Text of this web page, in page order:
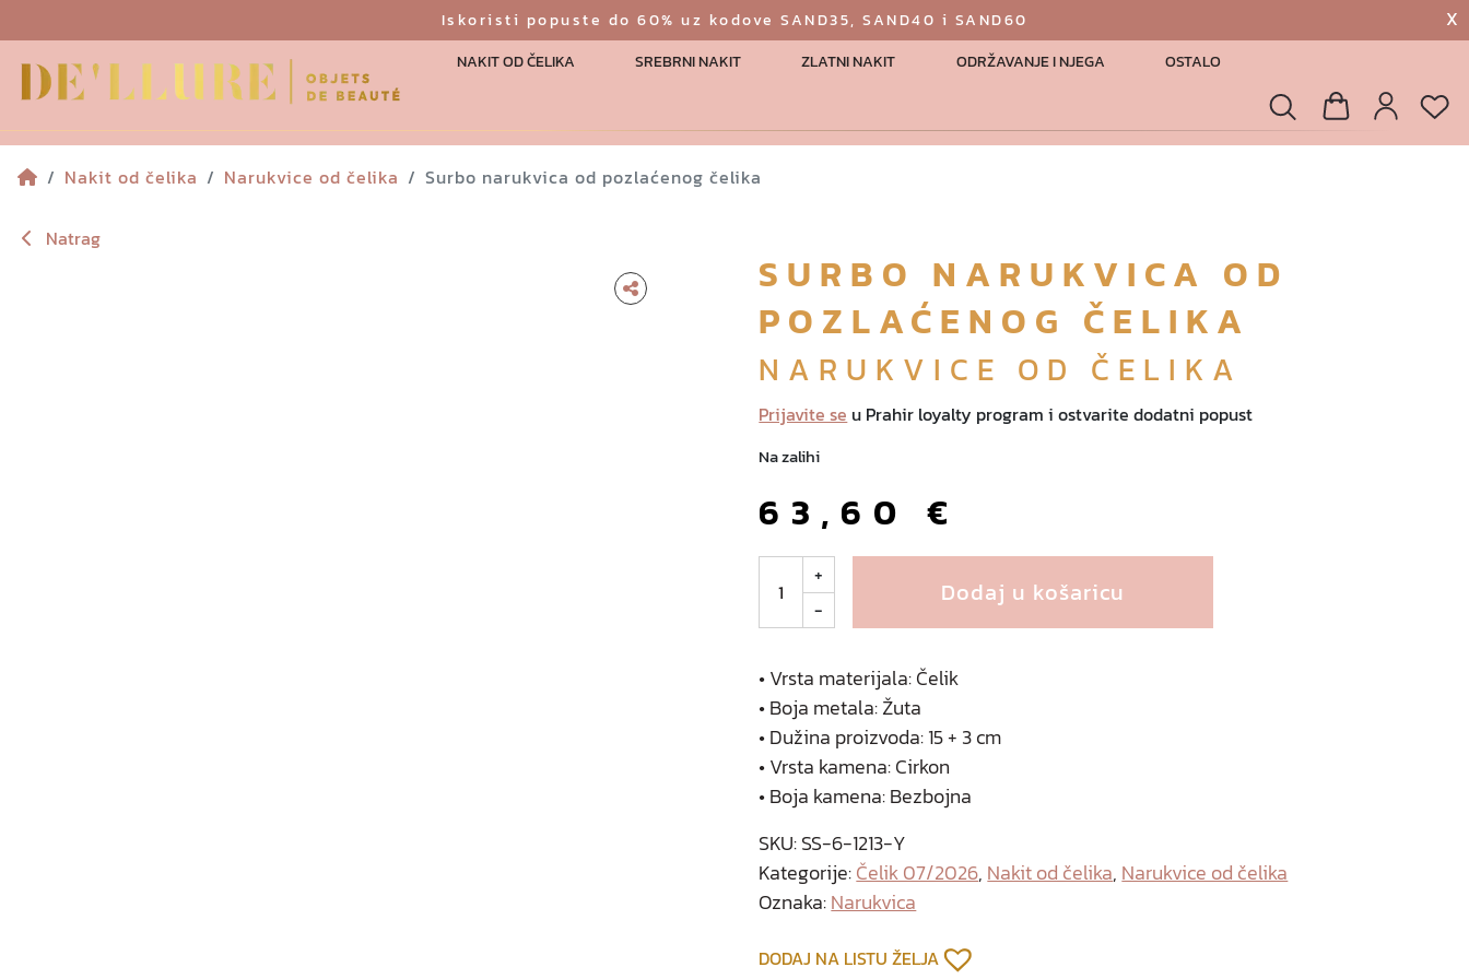
Iskoristi popuste do 60% uz kodove SAND35, SAND40 i SAND60 X
NAKIT OD ČELIKA SREBRNI NAKIT ZLATNI NAKIT ODRŽAVANJE I NJEGA OSTALO
Nakit od čelika
Narukvice od čelika Surbo narukvica od pozlaćenog čelika
Natrag
SURBO NARUKVICA OD
POZLAĆENOG ČELIKA
NARUKVICE OD ČELIKA
Prijavite se u Prahir loyalty program i ostvarite dodatni popust
Na zalihi
63,60 €
r
o
n
u
k
v
i
c
a
d
+
-
Dodaj u košaricu
• Vrsta materijala: Čelik
• Boja metala: Žuta
• Dužina proizvoda: 15 + 3 cm
• Vrsta kamena: Cirkon
• Boja kamena: Bezbojna
SKU:SS-6-1213-Y
Kategorije:Čelik 07/2026, Nakit od čelika, Narukvice od čelika
Oznaka:Narukvica
DODAJ NA LISTU ŽELJA